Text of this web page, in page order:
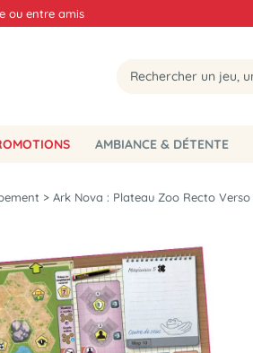
ou entre amis
AMBIANCE & DÉTENTE
> Ark Nova : Plateau Zoo Recto Verso